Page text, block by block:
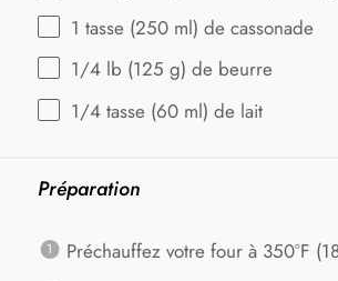
1 tasse (250 ml) de cassonade
1/4 lb (125 g) de beurre
1/4 tasse (60 ml) de lait
Préparation
Préchauffez votre four à 350°F